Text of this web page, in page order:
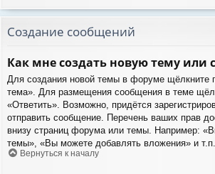
Создание сообщений
Как мне создать новую тему или
Для создания новой темы в форуме щёлкните
тема». Для размещения сообщения в теме
«Ответить». Возможно, придётся
отправить сообщение. Перечень ваших прав
внизу страниц форума или темы. Например:
темы», «Вы можете добавлять вложения» и т.п.
Вернуться к началу